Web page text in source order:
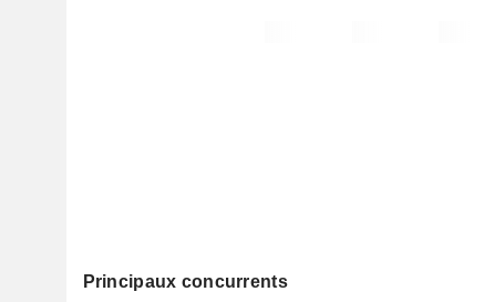
Principaux concurrents